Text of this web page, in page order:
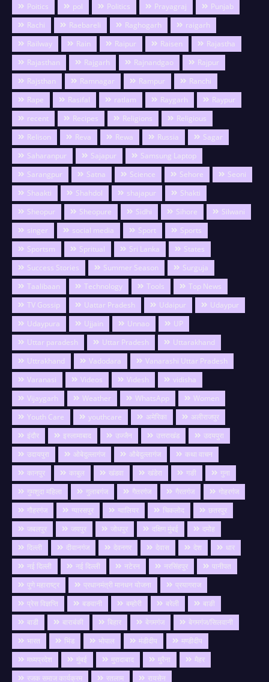
Poitics
pol Politics Prayagraj
Punjab
Rachi
Raebareli Raghogarh
raigarh
Railway
Rain Raipur Raisen
Rajastha
Rajasthan
Rajgarh Rajnandgao
Rajpur
Rajsthan
Ramnagar Rampur
Ranchi
Rape
Rasifal ratlam Raygarh
Raypur
recent
Recipes Religions
Religious
Relison
Reva Rewa Russia
Sagar
Saharanpur
Sajapur
Samsung Laptop
Sarangpur
Satna Science Sehore
Seoni
Shaakti
Shahdol shajapur
Shakti
Sheopur
Sheopure Sidhi Sihore
Silwani
singer
social media Sport
Sports
Sportsm
Spritual Sri Lanka
States
Success Stories
Summer Season
Surguja
Taalibaan
Technology Tools
Top News
TV Gossip
Uattar Pradesh Udaipur
Udaypur
Udaypura
Ujjain Unnao
UP
Uttar paradesh
Uttar Pradesh
Uttarakhand
Uttrakhand
Vadodara
Vanarashi Uttar Pradesh
Varanasi
Videos Videsh
vidisha
Vijaygarh
Weather WhatsApp
Women
Youth Care
youthcare अमेरिका
अलीराजपुर
इंदौर
इस्लामाबाद उज्जैन उत्तराखंड
उदयपुरा
उदायपुरा
ओबेदुल्लागंज औबेदुल्लागंज
कथा वाचन
कानपुर
काबुल खंडवा खंडेरा गङी
गुना
गुमशुदा महिला
गुलाबगंज गैतरगंज गैरतगंज
गोहरगंज
गौहरगंज
ग्यारसपुर ग्वालियर चिकलोद
छतरपुर
जबलपुर
जयपुर जोधपुर दक्षिण मुंबई
दमोह
दिल्ली
दीवानगंज देवनगर देवास देश
धार
नई दिल्ली
नई दिल्ली नटेरन नरसिंहपुर
पानीपत
पुणे महाराष्ट्र
प्रधानमंत्री मानधन योजना
प्रयागराज
प्रेस विज्ञप्ति
बङवानी बम्होरी बरेली
बाङी
बाडी
बाराबंकी बिहार बेगमगंज
बेगमगंज/सिलवानी
भारत
भिंड भोपाल मंडीदीप
मण्डीदीप
मध्यप्रदेश
मुंबई मुरादाबाद मुरैना
मैहर
रजक समाज कार्यक्रम
रतलाम रायसेन